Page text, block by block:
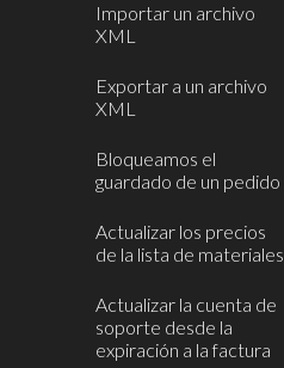
Importar un archivo
XML
Exportar a un archivo
XML
Bloqueamos el
guardado de un pedido
Actualizar los precios
de la lista de materiales
Actualizar la cuenta de
soporte desde la
expiración a la factura